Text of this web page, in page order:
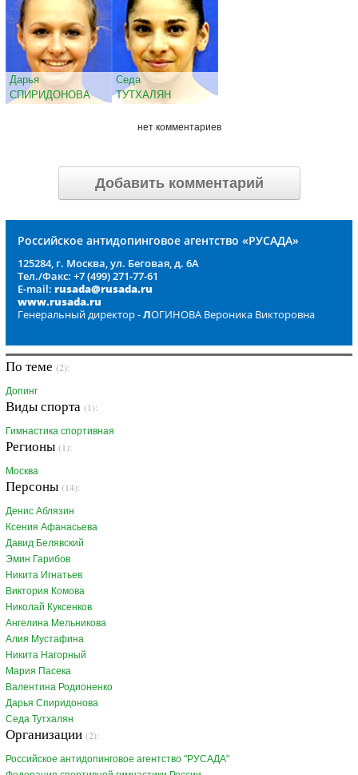
Дарья
СПИРИДОНОВА
Седа
ТУТХАЛЯН
нет комментариев
Добавить комментарий
Российское антидопинговое агентство «РУСАДА»
125284, г. Москва, ул. Беговая, д. 6А
Тел./Факс: +7 (499) 271-77-61
E-mail: rusada@rusada.ru
www.rusada.ru
Генеральный директор -ЛОГИНОВА Вероника Викторовна
По теме (2):
Допинг
Виды спорта (1):
Гимнастика спортивная
Регионы (1):
Москва
Персоны (14):
Денис Аблязин
Ксения Афанасьева
Давид Белявский
Эмин Гарибов
Никита Игнатьев
Виктория Комова
Николай Куксенков
Ангелина Мельникова
Алия Мустафина
Никита Нагорный
Мария Пасека
Валентина Родионенко
Дарья Спиридонова
Седа Тутхалян
Организации (2):
Российское антидопинговое агентство "РУСАДА"